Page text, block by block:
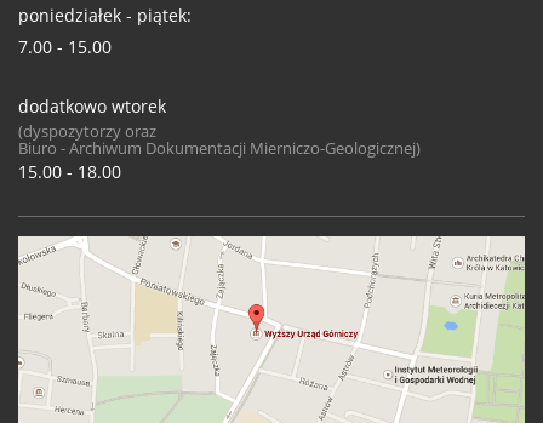
poniedziałek - piątek:
7.00 - 15.00
dodatkowo wtorek
(dyspozytorzy oraz
Biuro - Archiwum Dokumentacji Mierniczo-Geologicznej)
15.00 - 18.00